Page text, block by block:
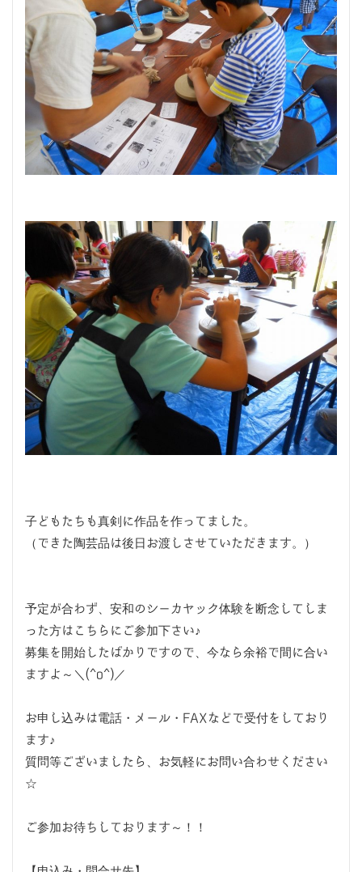
子どもたちも真剣に作品を作ってました。
（できた陶芸品は後日お渡しさせていただきます。）
予定が合わず、安和のシーカヤック体験を断念してしま
った方はこちらにご参加下さい♪
募集を開始したばかりですので、今なら余裕で間に合い
ますよ～＼(^o^)／
お申し込みは電話・メール・FAXなどで受付をしており
ます♪
質問等ございましたら、お気軽にお問い合わせください
☆
ご参加お待ちしております～！！